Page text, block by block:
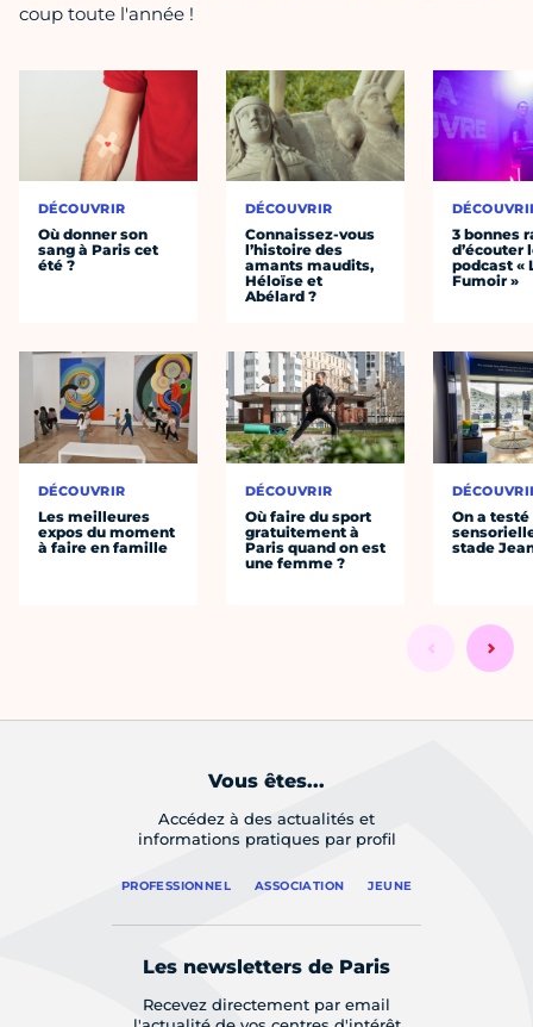
coup toute l'année !
DÉCOUVRIR
Où donner son
sang à Paris cet
été ?
DÉCOUVRIR
Les meilleures
expos du moment
à faire en famille
DÉCOUVRIR
Connaissez-vous
l’histoire des
amants maudits,
Héloïse et
Abélard ?
DÉCOUVRIR
Où faire du sport
gratuitement à
Paris quand on est
une femme ?
3 bonnes
d’écouter
podcast «
Fumoir »
On a
stade
Vous êtes...
Accédez à des actualités et
informations pratiques par profil
PROFESSIONNEL ASSOCIATION JEUNE
Les newsletters de Paris
Recevez directement par email